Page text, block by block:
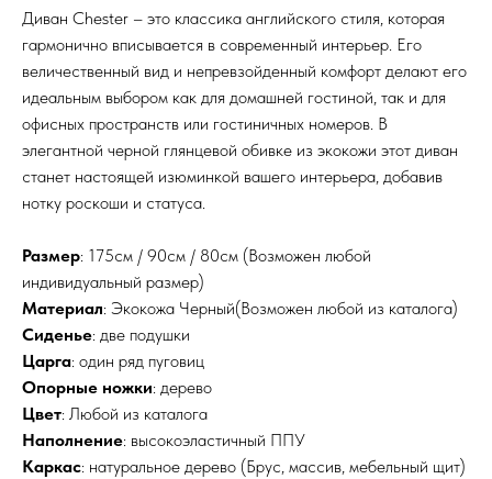
Диван Chester – это классика английского стиля, которая
гармонично вписывается в современный интерьер. Его
величественный вид и непревзойденный комфорт делают его
идеальным выбором как для домашней гостиной, так и для
офисных пространств или гостиничных номеров. В
элегантной черной глянцевой обивке из экокожи этот диван
станет настоящей изюминкой вашего интерьера, добавив
нотку роскоши и статуса.
Размер: 175см / 90см / 80см (Возможен любой
индивидуальный размер)
Материал: Экокожа Черный(Возможен любой из каталога)
Сиденье: две подушки
Царга: один ряд пуговиц
Опорные ножки: дерево
Цвет: Любой из каталога
Наполнение: высокоэластичный ППУ
Каркас: натуральное дерево (Брус, массив, мебельный щит)